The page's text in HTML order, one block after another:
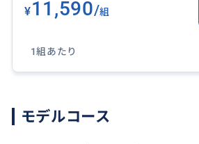
・あれば飲食費用（現地で購入
【その他注意事項】
・現地の天気やイベントなどで当
（キャンセルになった場合は全額
・石畳が多いので歩きやすいスニ
¥11,590/組
1組あたり
モデルコース